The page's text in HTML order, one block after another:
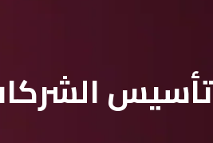
تأسيس الشركات